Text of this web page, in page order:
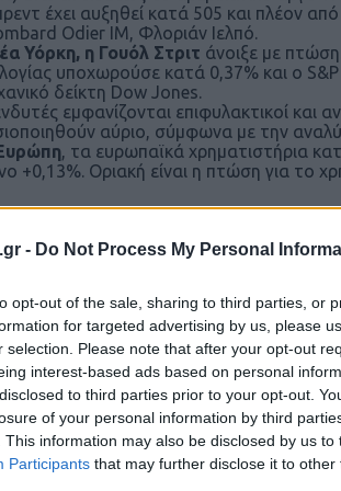
- Do Not Process My Personal
opt-out of the sale, sharing to third parties, or
for targeted advertising by us, please
selection. Please note that after your opt-out
interest-based ads based on personal
to third parties prior to your opt-out.
of your personal information by third
This information may also be disclosed by us
Participants that may further disclose it to other
έχει αυξηθεί κατά 505 και πλέον
Odier IM, Φλοριάν Ιελπό.
Υόρκη, η Γουόλ Στριτ άνοιξε με
υποχωρούσε κατά 0,37% και ο
δείκτη Dow Jones.
εμφανίζονται επιφυλακτικοί
αύριο, σύμφωνα με την
, τα ευρωπαϊκά χρηματιστήρια
+0,13%. Οριακή είναι η πτώση για το
Ακολουθήστε το ΠΤΗΣΗστο
και μάθετε πρώτοι όλες τις
που δημοσιεύονται στο flight.com.gr
απαραίτητα τον ιστότοπο.
Σε αντίθετη περίπτωση θα
το δικαίωμα ελέγχου των σχολίων,